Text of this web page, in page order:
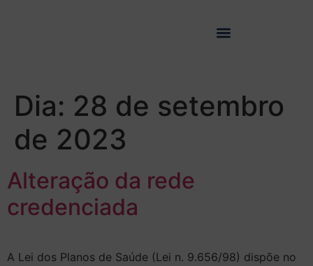
Dia: 28 de setembro
de 2023
Alteração da rede
credenciada
A Lei dos Planos de Saúde (Lei n. 9.656/98) dispõe no